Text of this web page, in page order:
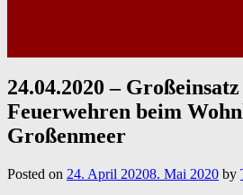
24.04.2020 –
Feuerwehren beim
Großenmeer
Posted on 24. April 20208. Mai 2020 by